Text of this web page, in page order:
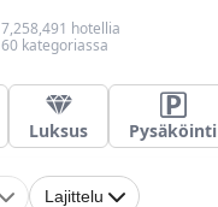
7,258,491 hotellia
60 kategoriassa
Luksus Pysäköinti
Lajittelu